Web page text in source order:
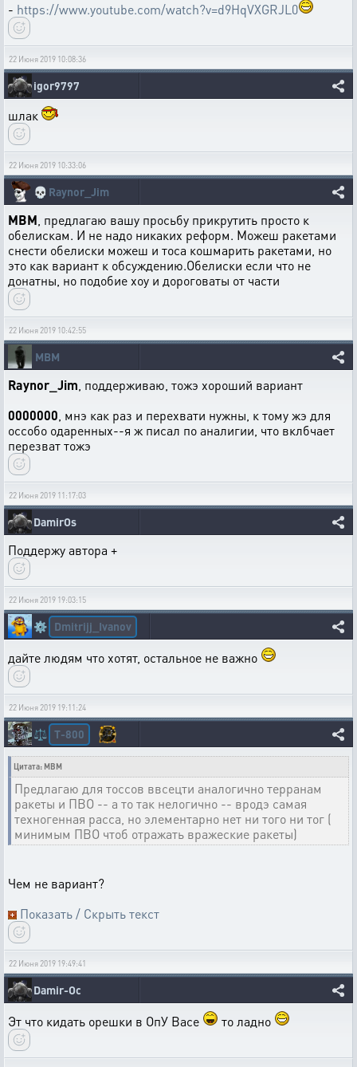
- https://www.youtube.com/watch?v=d9HqVXGRJL0
22 Июня 2019 10:08:36
igor9797
шлак
22 Июня 2019 10:33:06
💀 Raynor_Jim
MBM , предлагаю вашу просьбу прикрутить просто к
обелискам. И не надо никаких реформ. Можеш ракетами
снести обелиски можеш и тоса кошмарить ракетами, но
это как вариант к обсуждению.Обелиски если что не
донатны, но подобие хоу и дороговаты от части
22 Июня 2019 10:42:55
MBM
Raynor_Jim , поддерживаю, тожэ хороший вариант
0000000 , мнэ как раз и перехвати нужны, к тому жэ для
оссобо одаренных--я ж писал по аналигии, что вклбчает
перезват тожэ
22 Июня 2019 11:17:03
DamirOs
Поддержу автора +
22 Июня 2019 19:03:15
⚙️ Dmitrijj_Ivanov
дайте людям что хотят, остальное не важно
22 Июня 2019 19:11:24
⚖️ T-800
Цитата: MBM
Предлагаю для тоссов ввсецти аналогично терранам
ракеты и ПВО -- а то так нелогично -- вродэ самая
техногенная расса, но элементарно нет ни того ни тог (
минимым ПВО чтоб отражать вражеские ракеты)
Чем не вариант?
Показать / Скрыть текст
22 Июня 2019 19:49:41
Damir-Oc
Эт что кидать орешки в ОпУ Васе то ладно